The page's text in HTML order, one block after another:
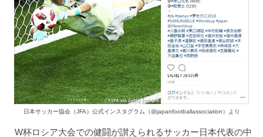
日本サッカー協会（JFA）公式インスタグラム（@japanfootballassociation）より
W杯ロシア大会での健闘が讃えられるサッカー日本代表の中